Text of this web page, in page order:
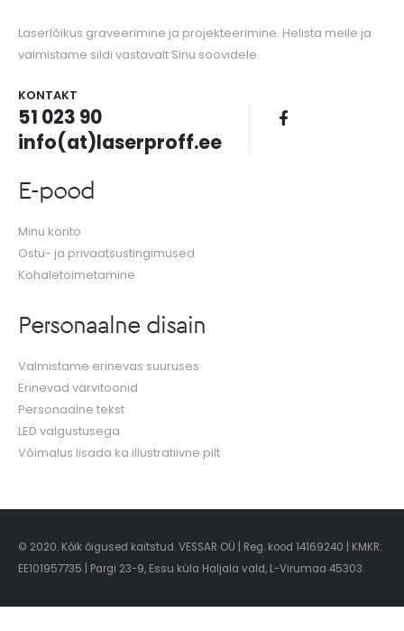
Laserlõikus graveerimine ja projekteerimine. Helista meile ja
valmistame sildi vastavalt Sinu soovidele.
KONTAKT
51 023 90
info(at)laserproff.ee
E-pood
Minu konto
Ostu- ja privaatsustingimused
Kohaletoimetamine
Personaalne disain
Valmistame erinevas suuruses
Erinevad värvitoonid
Personaalne tekst
LED valgustusega
Võimalus lisada ka illustratiivne pilt
© 2020. Kõik õigused kaitstud. VESSAR OÜ | Reg. kood 14169240 | KMKR:
EE101957735 | Pargi 23-9, Essu küla Haljala vald, L-Virumaa 45303.